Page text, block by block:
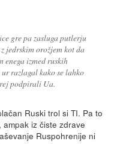
gre pa zasluga putlerju
jedrskim orožjem kot da
enega izmed ruskih
razlagal kako se lahko
podpirali Ua.
Ruski trol si TI. Pa to
iz čiste zdrave
Ruspohrenije ni